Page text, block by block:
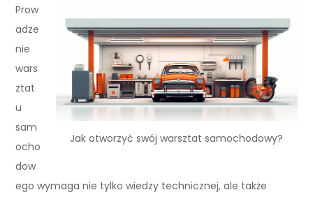
Jak otworzyć swój warsztat samochodowy?
Prow
adze
nie
wars
ztat
u
sam
ocho
dow
ego wymaga nie tylko wiedzy technicznej, ale także